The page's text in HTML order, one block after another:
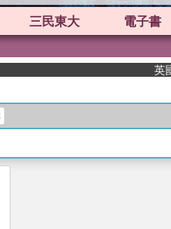
三民東大 電子書
英